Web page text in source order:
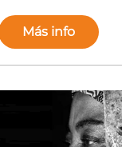
Más info